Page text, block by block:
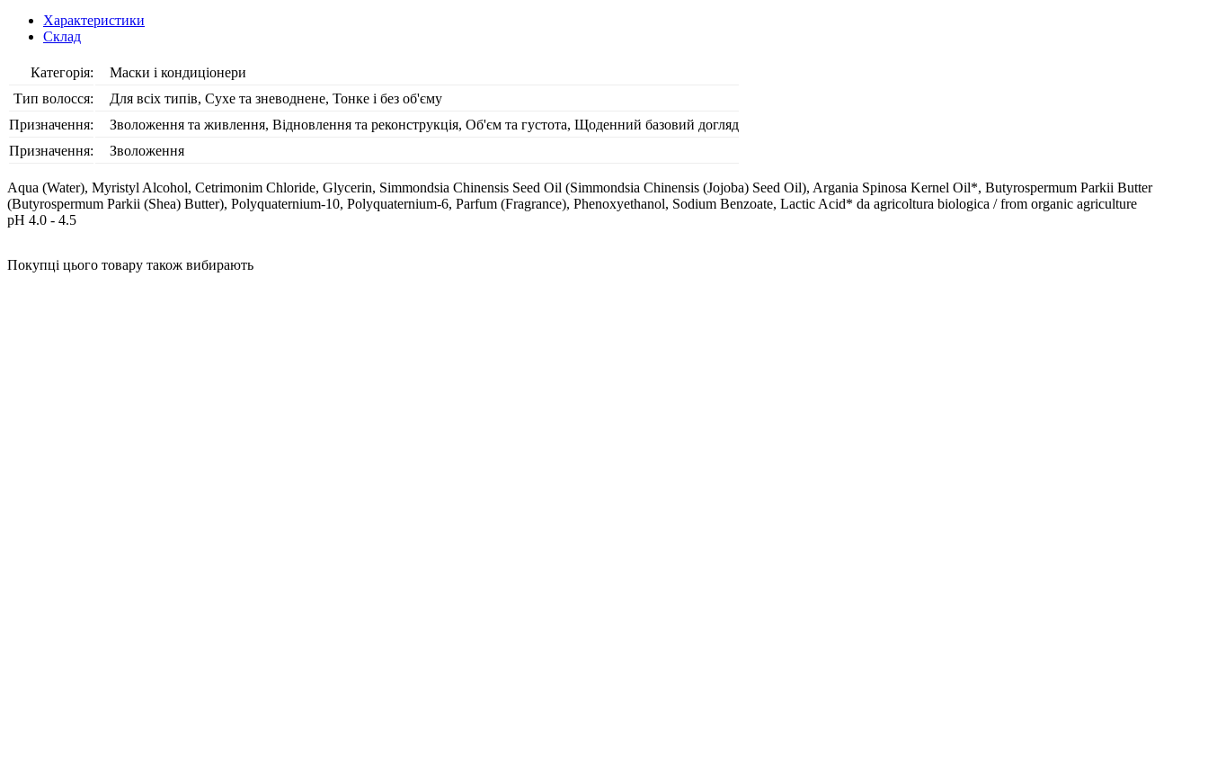
Характеристики
Склад
Категорія:
Маски і кондиціонери
Тип волосся:
Для всіх типів, Сухе та зневоднене, Тонке і без об'єму
Призначення:
Зволоження та живлення, Відновлення та реконструкція, Об'єм та густота, Щоденний базовий догляд
Призначення:
Зволоження
Aqua (Water), Myristyl Alcohol, Cetrimonim Chloride, Glycerin, Simmondsia Chinensis Seed Oil (Simmondsia Chinensis (Jojoba) Seed Oil), Argania Spinosa Kernel Oil*, Butyrospermum Parkii Butter
(Butyrospermum Parkii (Shea) Butter), Polyquaternium-10, Polyquaternium-6, Parfum (Fragrance), Phenoxyethanol, Sodium Benzoate, Lactic Acid* da agricoltura biologica / from organic agriculture
pH 4.0 - 4.5
Покупці цього товару також вибирають